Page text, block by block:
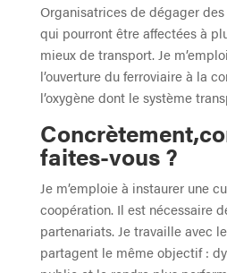
Organisatrices de dégager
qui pourront être affectées à
mieux de transport. Je
l’ouverture du ferroviaire à la
l’oxygène dont le système
faites-vous ?
Je m’emploie à instaurer une
coopération. Il est nécessaire
partenariats. Je travaille avec
partagent le même objectif :